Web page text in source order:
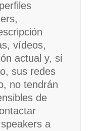
vídeos,
actual y, si
sus redes
no tendrán
de
a